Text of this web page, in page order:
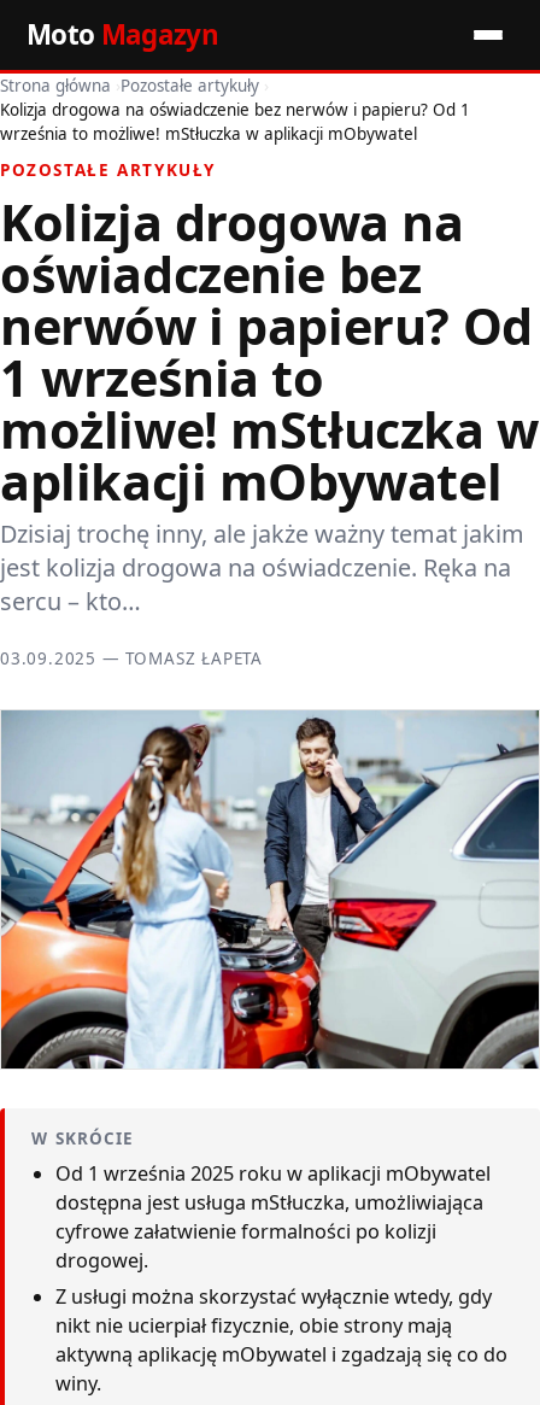
Moto Magazyn
Start
Premiery
Porady motoryzacyjne
Pozostałe artykuły
Strona główna ›Pozostałe artykuły ›
Kolizja drogowa na oświadczenie bez nerwów i papieru? Od 1
września to możliwe! mStłuczka w aplikacji mObywatel
POZOSTAŁE ARTYKUŁY
Kolizja drogowa na
oświadczenie bez
nerwów i papieru? Od
1 września to
możliwe! mStłuczka w
aplikacji mObywatel
Dzisiaj trochę inny, ale jakże ważny temat jakim
jest kolizja drogowa na oświadczenie. Ręka na
sercu – kto…
03.09.2025 — TOMASZ ŁAPETA
W SKRÓCIE
Od 1 września 2025 roku w aplikacji mObywatel
dostępna jest usługa mStłuczka, umożliwiająca
cyfrowe załatwienie formalności po kolizji
drogowej.
Z usługi można skorzystać wyłącznie wtedy, gdy
nikt nie ucierpiał fizycznie, obie strony mają
aktywną aplikację mObywatel i zgadzają się co do
winy.